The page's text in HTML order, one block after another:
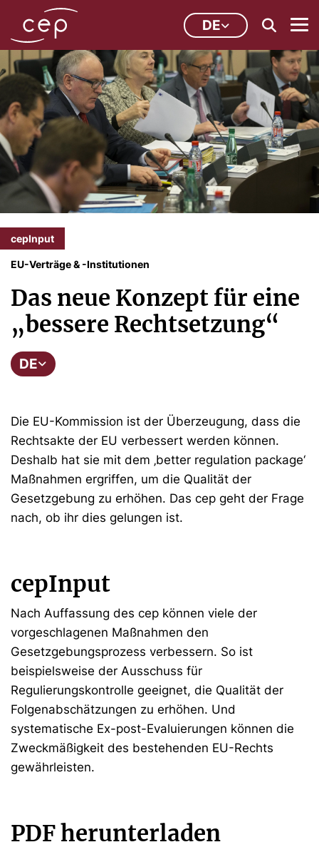
DE
cepInput
EU-Verträge & -Institutionen
Das neue Konzept für eine
„bessere Rechtsetzung“
DE
Die EU-Kommission ist der Überzeugung, dass die
Rechtsakte der EU verbessert werden können.
Deshalb hat sie mit dem ‚better regulation package‘
Maßnahmen ergriffen, um die Qualität der
Gesetzgebung zu erhöhen. Das cep geht der Frage
nach, ob ihr dies gelungen ist.
cepInput
Nach Auffassung des cep können viele der
vorgeschlagenen Maßnahmen den
Gesetzgebungsprozess verbessern. So ist
beispielsweise der Ausschuss für
Regulierungskontrolle geeignet, die Qualität der
Folgenabschätzungen zu erhöhen. Und
systematische Ex-post-Evaluierungen können die
Zweckmäßigkeit des bestehenden EU-Rechts
gewährleisten.
PDF herunterladen